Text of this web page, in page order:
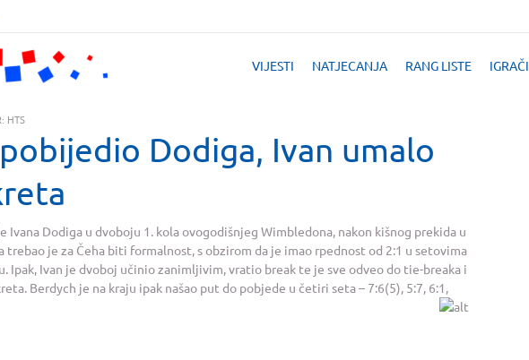
VIJESTI NATJECANJA RANG LISTE IGRAČI
HTS
Dodiga, Ivan umalo
Ivana Dodiga u dvoboju 1. kola ovogodišnjeg Wimbledona, nakon kišnog prekida u
trebao je za Čeha biti formalnost, s obzirom da je imao rpednost od 2:1 u setovima
Ipak, Ivan je dvoboj učinio zanimljivim, vratio break te je sve odveo do tie-breaka i
Berdych je na kraju ipak našao put do pobjede u četiri seta – 7:6(5), 5:7, 6:1,